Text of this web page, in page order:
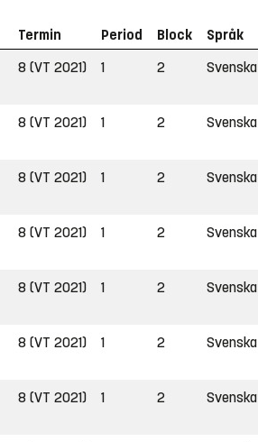
Termin Period Block Språk
8 (VT 2021) 1 2 Svenska
8 (VT 2021) 1 2 Svenska
8 (VT 2021) 1 2 Svenska
8 (VT 2021) 1 2 Svenska
8 (VT 2021) 1 2 Svenska
8 (VT 2021) 1 2 Svenska
8 (VT 2021) 1 2 Svenska